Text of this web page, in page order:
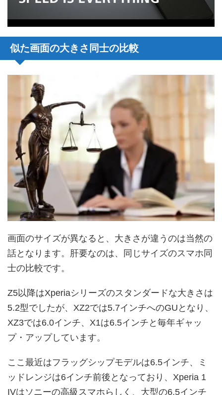
似た画面の大きさ同士の比較
画面のサイズが異なると、大きさが違うのは当然の
話となります。肝要なのは、同じサイズのスマホ同
士の比較です。
Z5以降はXperiaシリーズのスタンダードな大きさは
5.2型でしたが、XZ2では5.7インチへのGUとなり、
XZ3では6.0インチ、X1は6.5インチと毎年ギャッ
プ・アップしています。
ここ最近はフラッグシップモデルは6.5インチ、ミ
ッドレンジは6インチ前後となっており、Xperia 1
IVはソニーの高級スマホらしく、大型の6.5インチ